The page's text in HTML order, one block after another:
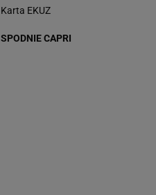
Karta EKUZ
SPODNIE CAPRI